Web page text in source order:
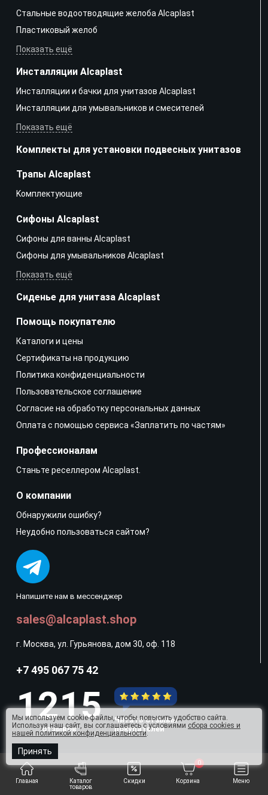
Главная
Каталог
товаров
Скидки Корзина
0
Меню
Стальные водоотводящие желоба Alcaplast
Пластиковый желоб
Показать ещё
Инсталляции Alcaplast
Инсталляции и бачки для унитазов Alcaplast
Инсталляции для умывальников и смесителей
Показать ещё
Комплекты для установки подвесных унитазов
Трапы Alcaplast
Kомплектующие
Сифоны Alcaplast
Сифоны для ванны Alcaplast
Сифоны для умывальников Alcaplast
Показать ещё
Сиденье для унитаза Alcaplast
Напишите нам в мессенджер
sales@alcaplast.shop
г. Москва, ул. Гурьянова, дом 30, оф. 118
Помощь покупателю
Каталоги и цены
Сертификаты на продукцию
Политика конфиденциальности
Пользовательское соглашение
Согласие на обработку персональных данных
Оплата с помощью сервиса «Заплатить по частям»
Профессионалам
Станьте реселлером Alcaplast.
О компании
Обнаружили ошибку?
Неудобно пользоваться сайтом?
+7 495 067 75 42
1215
отзывов
Читать отзывы
покупателей
Мы в социальных сетях
Мы используем cookie-файлы, чтобы повысить удобство сайта.
Используя наш сайт, вы соглашаетесь с условиями сбора cookies и
нашей политикой конфиденциальности.
Принять